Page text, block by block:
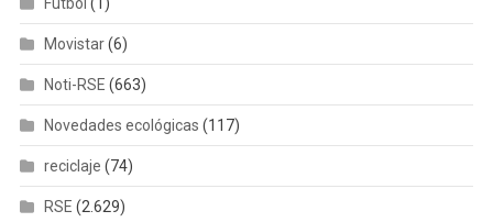
Fútbol (1)
Movistar(6)
Noti-RSE (663)
Novedades ecológicas (117)
reciclaje (74)
RSE (2.629)